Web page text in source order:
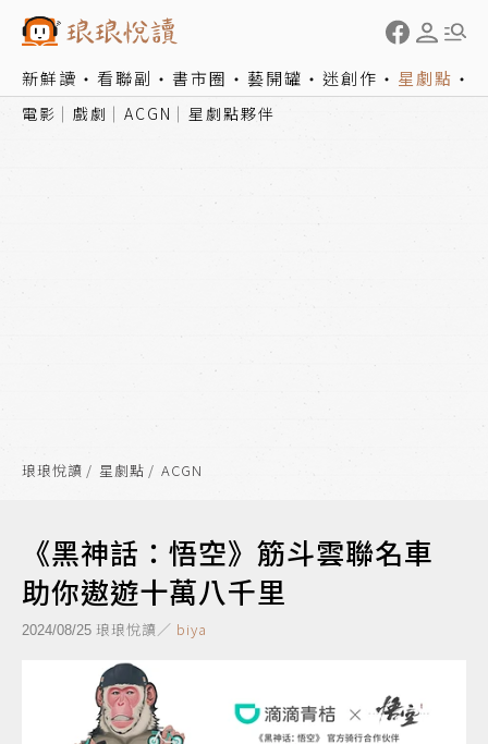
新鮮讀 看聯副 書市圈 藝開罐 迷創作 星劇點
電影 戲劇 ACGN 星劇點夥伴
琅琅悅讀 星劇點 ACGN
《黑神話：悟空》筋斗雲聯名車
助你遨遊十萬八千里
2024/08/25 琅琅悅讀／ biya